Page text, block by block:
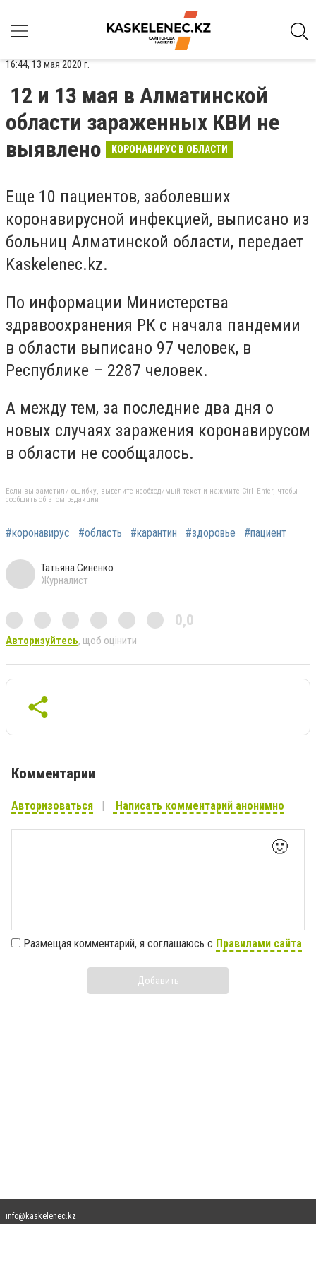
16:44, 13 мая 2020 г.
12 и 13 мая в Алматинской
области зараженных КВИ не
выявлено
КОРОНАВИРУС В ОБЛАСТИ
Еще 10 пациентов, заболевших
коронавирусной инфекцией, выписано из
больниц Алматинской области, передает
Kaskelenec. kz.
По информации Министерства
здравоохранения РК с начала пандемии
в области выписано 97 человек, в
Республике – 2287 человек.
А между тем, за последние два дня о
новых случаях заражения коронавирусом
в области не сообщалось.
Если вы заметили ошибку, выделите необходимый текст и нажмите Ctrl+Enter, чтобы
сообщить об этом редакции
#коронавирус #область #карантин #здоровье #пациент
Татьяна Синенко
Журналист
0,0
Авторизуйтесь, щоб оцінити
Комментарии
Авторизоваться Написать комментарий анонимно
🙂
Размещая комментарий, я соглашаюсь с Правилами сайта
Добавить
info@kaskelenec.kz